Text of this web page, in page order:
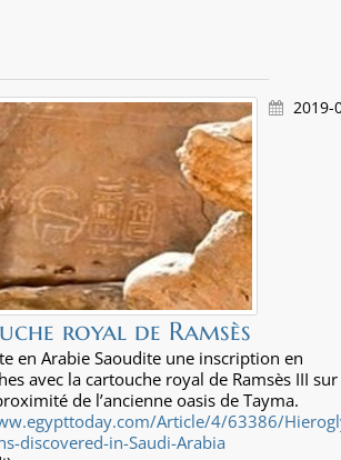
2019-
royal de Ramsès
en Arabie Saoudite une inscription en
avec la cartouche royal de Ramsès III
de l’ancienne oasis de Tayma.
Article/4/63386/
discovered-in-Saudi-Arabia